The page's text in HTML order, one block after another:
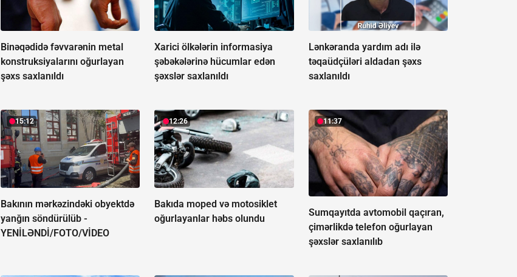
Binəqədidə fəvvarənin metal
konstruksiyalarını oğurlayan
şəxs saxlanıldı
Xarici ölkələrin informasiya
şəbəkələrinə hücumlar edən
şəxslər saxlanıldı
Lənkəranda yardım adı ilə
təqaüdçüləri aldadan şəxs
saxlanıldı
15:12
Bakının mərkəzindəki obyektdə
yanğın söndürülüb -
YENİLƏNDİ/FOTO/VİDEO
12:26
Bakıda moped və motosiklet
oğurlayanlar həbs olundu
11:37
Sumqayıtda avtomobil qaçıran,
çimərlikdə telefon oğurlayan
şəxslər saxlanılıb